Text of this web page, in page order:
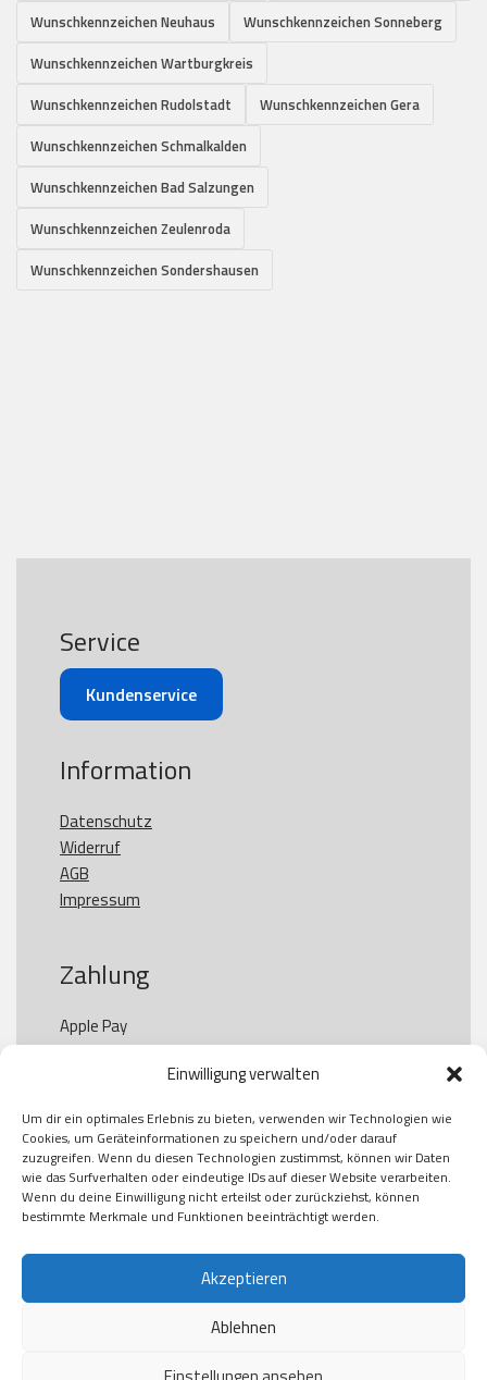
Einwilligung verwalten
Um dir ein optimales Erlebnis zu bieten, verwenden wir Technologien wie
Cookies, um Geräteinformationen zu speichern und/oder darauf
zuzugreifen. Wenn du diesen Technologien zustimmst, können wir Daten
wie das Surfverhalten oder eindeutige IDs auf dieser Website verarbeiten.
Wenn du deine Einwilligung nicht erteilst oder zurückziehst, können
bestimmte Merkmale und Funktionen beeinträchtigt werden.
Akzeptieren
Ablehnen
Wunschkennzeichen Neuhaus
Wunschkennzeichen Sonneberg
Wunschkennzeichen Wartburgkreis
Wunschkennzeichen Rudolstadt
Wunschkennzeichen Gera
Wunschkennzeichen Schmalkalden
Wunschkennzeichen Bad Salzungen
Wunschkennzeichen Zeulenroda
Wunschkennzeichen Sondershausen
Service
Kundenservice
Information
Datenschutz
Widerruf
AGB
Impressum
Zahlung
Apple Pay
Paypal
Kauf auf Rechung
Klarna
American Express